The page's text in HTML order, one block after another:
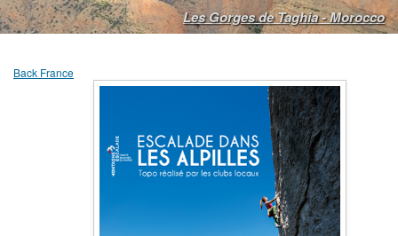
Les Gorges de Taghia - Morocco
Back France